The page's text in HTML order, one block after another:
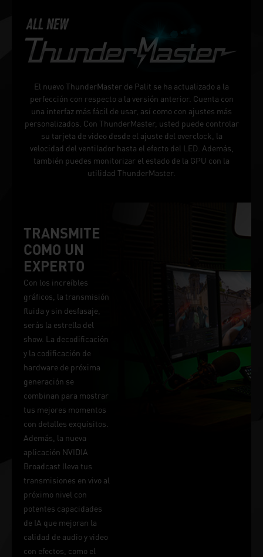
El nuevo ThunderMaster de Palit se ha actualizado a la
perfección con respecto a la versión anterior. Cuenta con
una interfaz más fácil de usar, así como con ajustes más
personalizados. Con ThunderMaster, usted puede controlar
su tarjeta de video desde el ajuste del overclock, la
velocidad del ventilador hasta el efecto del LED. Además,
también puedes monitorizar el estado de la GPU con la
utilidad ThunderMaster.
TRANSMITE
COMO UN
EXPERTO
Con los increíbles
gráficos, la transmisión
fluida y sin desfasaje,
serás la estrella del
show. La decodificación
y la codificación de
hardware de próxima
generación se
combinan para mostrar
tus mejores momentos
con detalles exquisitos.
Además, la nueva
aplicación NVIDIA
Broadcast lleva tus
transmisiones en vivo al
próximo nivel con
potentes capacidades
de IA que mejoran la
calidad de audio y video
con efectos, como el